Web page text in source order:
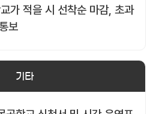
가 적을 시 선착순 마감, 초과
보
기타